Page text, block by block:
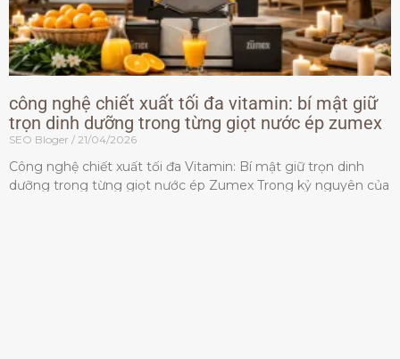
công nghệ chiết xuất tối đa vitamin: bí mật giữ
trọn dinh dưỡng trong từng giọt nước ép zumex
SEO Bloger 21/04/2026
Công nghệ chiết xuất tối đa Vitamin: Bí mật giữ trọn dinh
dưỡng trong từng giọt nước ép Zumex Trong kỷ nguyên của